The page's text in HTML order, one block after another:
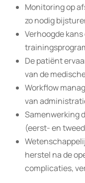
Monitoring op
zo nodig
Verhoogde
De patiënt
van de
Workflow
van
Samenwerking
(eerst- en
herstel na de
complicaties,